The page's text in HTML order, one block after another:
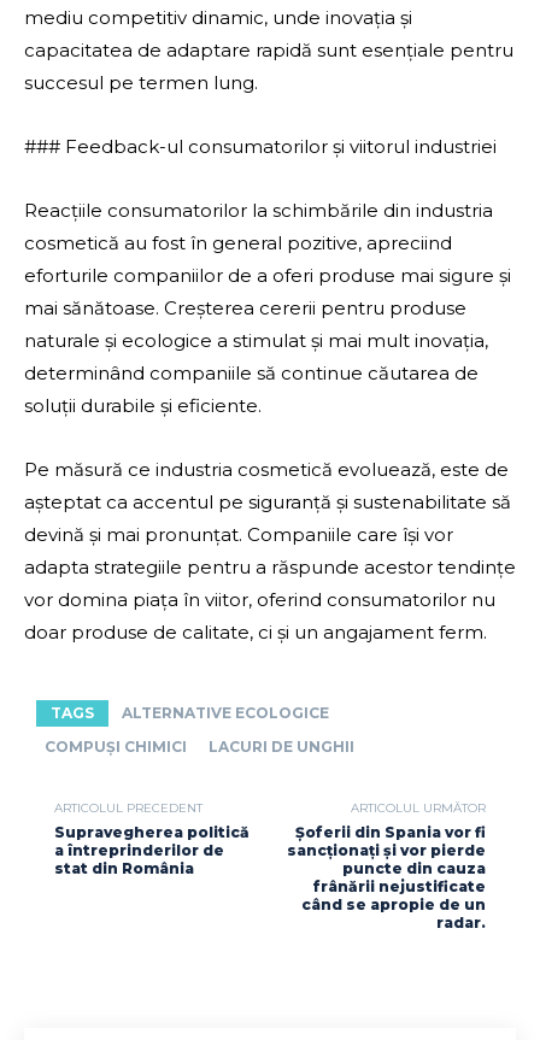
mediu competitiv dinamic, unde inovația și
capacitatea de adaptare rapidă sunt esențiale pentru
succesul pe termen lung.
### Feedback-ul consumatorilor și viitorul industriei
Reacțiile consumatorilor la schimbările din industria
cosmetică au fost în general pozitive, apreciind
eforturile companiilor de a oferi produse mai sigure și
mai sănătoase. Creșterea cererii pentru produse
naturale și ecologice a stimulat și mai mult inovația,
determinând companiile să continue căutarea de
soluții durabile și eficiente.
Pe măsură ce industria cosmetică evoluează, este de
așteptat ca accentul pe siguranță și sustenabilitate să
devină și mai pronunțat. Companiile care își vor
adapta strategiile pentru a răspunde acestor tendințe
vor domina piața în viitor, oferind consumatorilor nu
doar produse de calitate, ci și un angajament ferm.
TAGS
ALTERNATIVE ECOLOGICE
COMPUȘI CHIMICI
LACURI DE UNGHII
ARTICOLUL PRECEDENT
Supravegherea politică
a întreprinderilor de
stat din România
ARTICOLUL URMĂTOR
Șoferii din Spania vor fi
sancționați și vor pierde
puncte din cauza
frânării nejustificate
când se apropie de un
radar.